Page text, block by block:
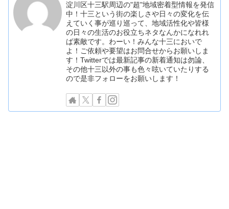
淀川区十三駅周辺の"超"地域密着型情報を発信
中！十三という街の楽しさや日々の変化を伝
えていく事が巡り巡って、地域活性化や皆様
の日々の生活のお役立ちネタなんかになれれ
ば素敵です。わーい！みんな十三においで
よ！ご依頼や要望はお問合せからお願いしま
す！Twitterでは最新記事の新着通知は勿論、
その他十三以外の事も色々呟いていたりする
ので是非フォローをお願いします！